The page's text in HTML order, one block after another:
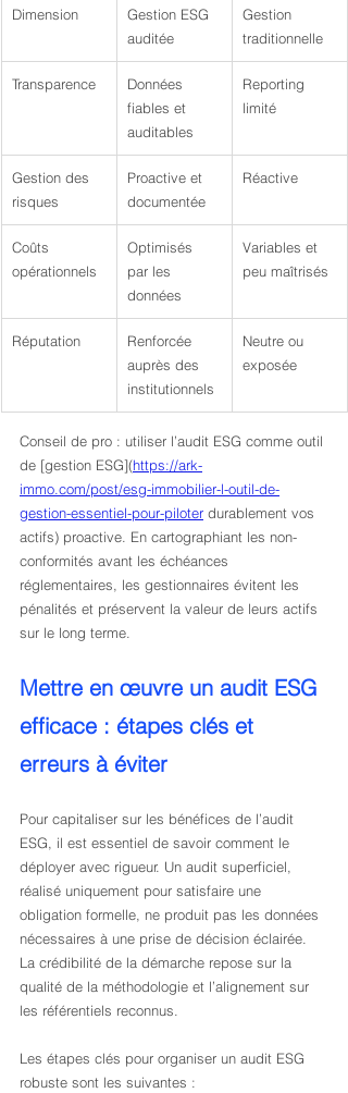
Dimension
Gestion ESG
auditée
Gestion
traditionnelle
Transparence
Données
fiables et
auditables
Reporting
limité
Gestion des
risques
Proactive et
documentée
Réactive
Coûts
opérationnels
Optimisés
par les
données
Variables et
peu maîtrisés
Réputation
Renforcée
auprès des
institutionnels
Neutre ou
exposée
Conseil de pro : utiliser l’audit ESG comme outil
de [gestion ESG](https://ark-
immo.com/post/esg-immobilier-l-outil-de-
gestion-essentiel-pour-piloter durablement vos
actifs) proactive. En cartographiant les non-
conformités avant les échéances
réglementaires, les gestionnaires évitent les
pénalités et préservent la valeur de leurs actifs
sur le long terme.
Mettre en œuvre un audit ESG
efficace : étapes clés et
erreurs à éviter
Pour capitaliser sur les bénéfices de l’audit
ESG, il est essentiel de savoir comment le
déployer avec rigueur. Un audit superficiel,
réalisé uniquement pour satisfaire une
obligation formelle, ne produit pas les données
nécessaires à une prise de décision éclairée.
La crédibilité de la démarche repose sur la
qualité de la méthodologie et l’alignement sur
les référentiels reconnus.
Les étapes clés pour organiser un audit ESG
robuste sont les suivantes :